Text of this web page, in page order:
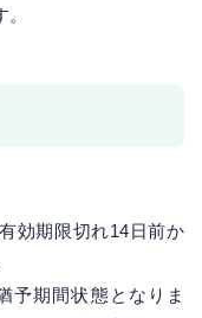
効期限切れ14日前か
予期間状態となりま